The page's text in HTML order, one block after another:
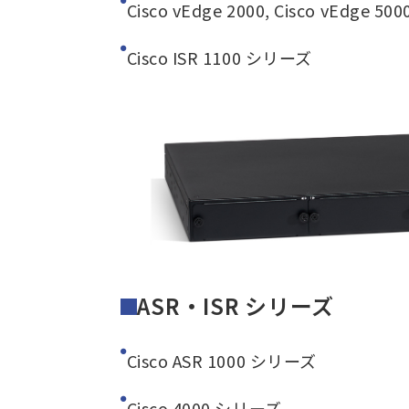
Cisco vEdge 2000, Cisco vEdge
Cisco ISR 1100 シリーズ
ASR・ISR シリーズ
Cisco ASR 1000 シリーズ